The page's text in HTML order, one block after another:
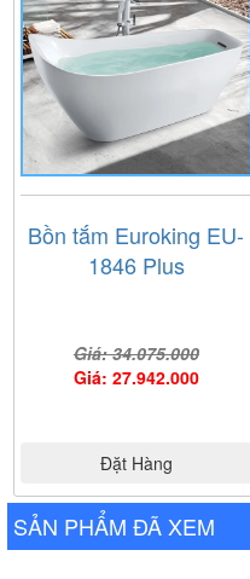
Bồn tắm Euroking EU-
1846 Plus
Giá: 34.075.000
Giá: 27.942.000
Đặt Hàng
SẢN PHẨM ĐÃ XEM